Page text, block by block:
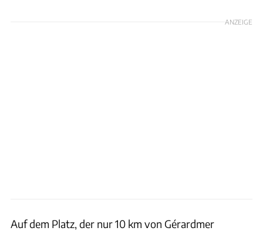
ANZEIGE
Auf dem Platz, der nur 10 km von Gérardmer